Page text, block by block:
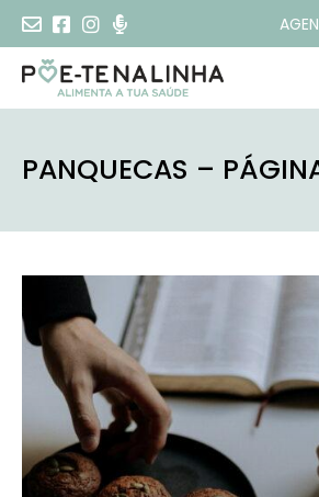
PANQUECAS –